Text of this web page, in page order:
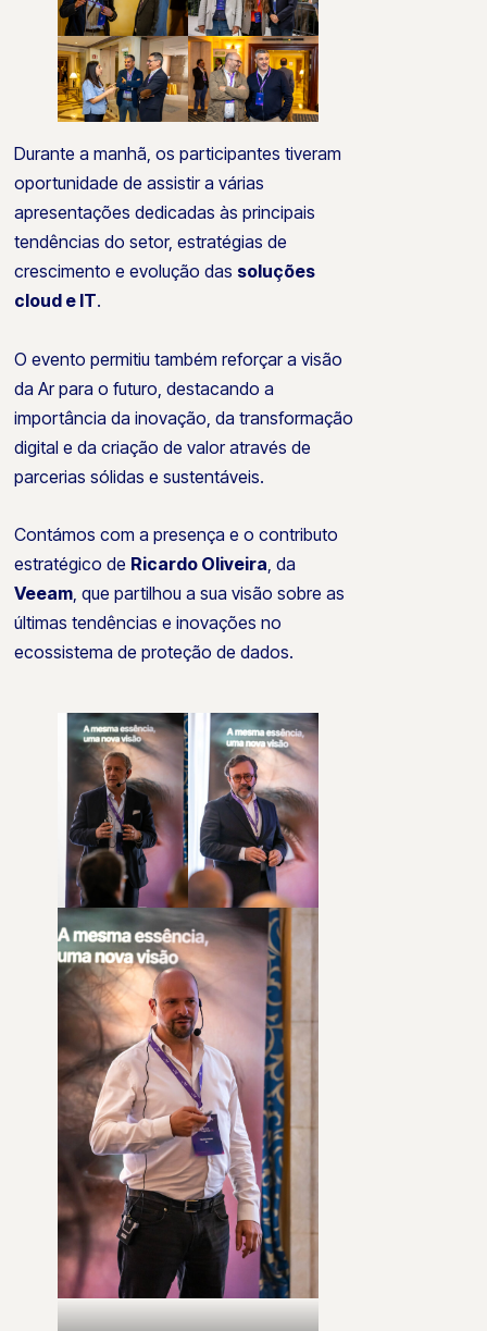
Durante a manhã, os participantes tiveram
oportunidade de assistir a várias
apresentações dedicadas às principais
tendências do setor, estratégias de
crescimento e evolução das soluções
cloud e IT.
O evento permitiu também reforçar a visão
da Ar para o futuro, destacando a
importância da inovação, da transformação
digital e da criação de valor através de
parcerias sólidas e sustentáveis.
Contámos com a presença e o contributo
estratégico de Ricardo Oliveira, da
Veeam, que partilhou a sua visão sobre as
últimas tendências e inovações no
ecossistema de proteção de dados.